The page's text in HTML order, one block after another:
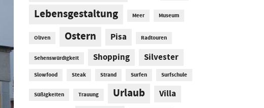
Lebensgestaltung
Meer Museum
Oliven Ostern Pisa Radtouren
Sehenswürdigkeit Shopping Silvester
Slowfood Steak Strand Surfen Surfschule
Süßigkeiten Trauung Urlaub Villa